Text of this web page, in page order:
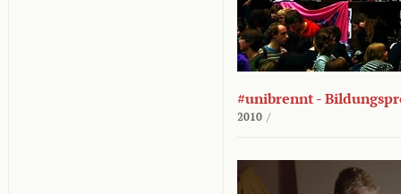
#unibrennt -
2010 /